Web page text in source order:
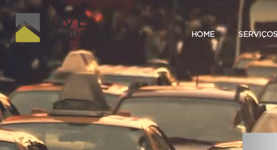
LIVE
ADMINISTRADORA HOME SERVIÇOS